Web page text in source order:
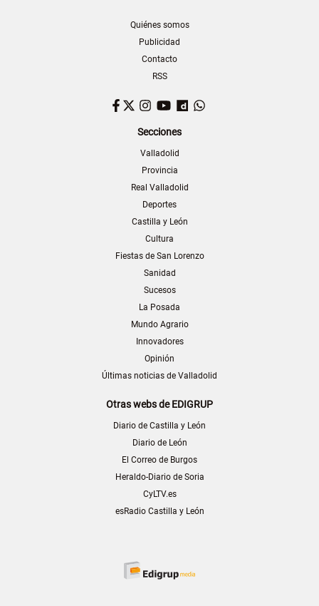
Quiénes somos
Publicidad
Contacto
RSS
Facebook
TwitterInstagram
YouTubeDailymotion
Secciones
Valladolid
Provincia
Real Valladolid
Deportes
Castilla y León
Cultura
Fiestas de San Lorenzo
Sanidad
Sucesos
La Posada
Mundo Agrario
Innovadores
Opinión
Últimas noticias de Valladolid
Otras webs de EDIGRUP
Diario de Castilla y León
Diario de León
El Correo de Burgos
Heraldo-Diario de Soria
CyLTV.es
esRadio Castilla y León